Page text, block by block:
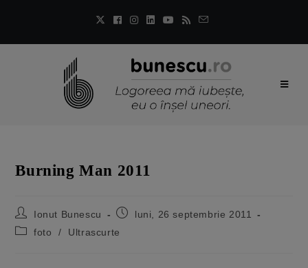
Burning Man 2011
Ionut Bunescu
luni, 26 septembrie 2011
foto
/ Ultrascurte